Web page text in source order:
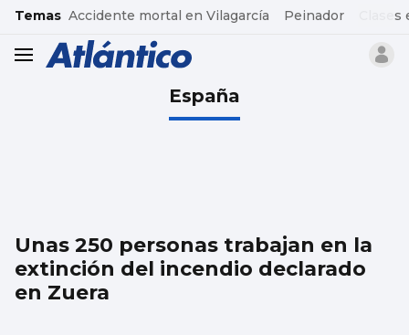
common.go-to-content
Temas Accidente mortal en Vilagarcía Peinador
header.menu.open
España
Unas 250 personas trabajan en la
extinción del incendio declarado
en Zuera